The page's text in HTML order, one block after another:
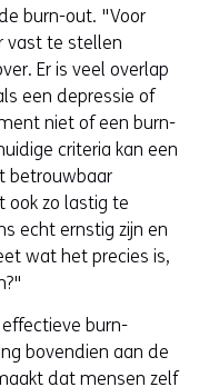
burn-out. "Voor
vast te stellen
Er is veel overlap
een depressie of
niet of een burn-
criteria kan een
betrouwbaar
ook zo lastig te
echt ernstig zijn en
wat het precies is,
burn-
bovendien aan de
dat mensen zelf